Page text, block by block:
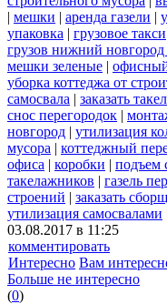
| мешки | аренда газели |
упаковка | грузовое такси
грузов нижний новгород
мешки зеленые |
уборка коттеджа от
самосвала | заказать
снос перегородок |
новгород | утилизация
мусора | коттеджный
офиса | коробки | подъем
такелажников | газель
строений | заказать
утилизация самосвалами
03.08.2017 в 11:25
комментировать
Интересно Вам
Больше не интересно
(0)